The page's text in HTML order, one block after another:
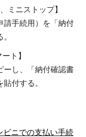
ミニストップ】
請手続用）を「納付
ト】
ーし、「納付確認書
付する。
ビニでの支払い手続